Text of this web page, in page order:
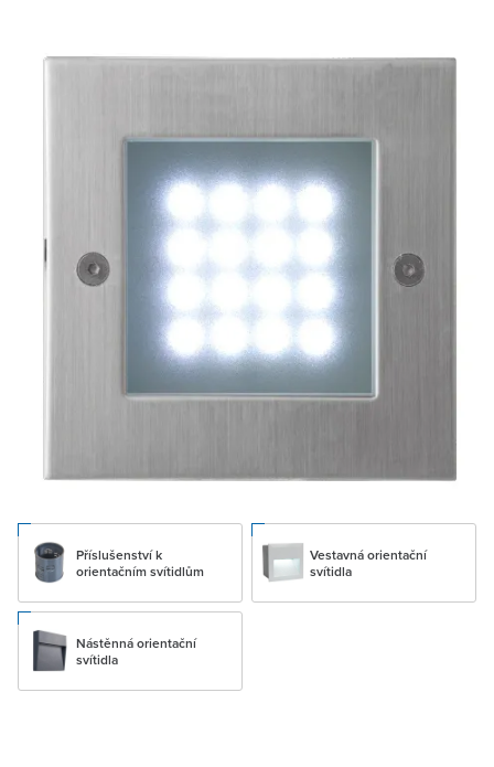
Příslušenství k
orientačním svítidlům
Vestavná orientační
svítidla
Nástěnná orientační
svítidla